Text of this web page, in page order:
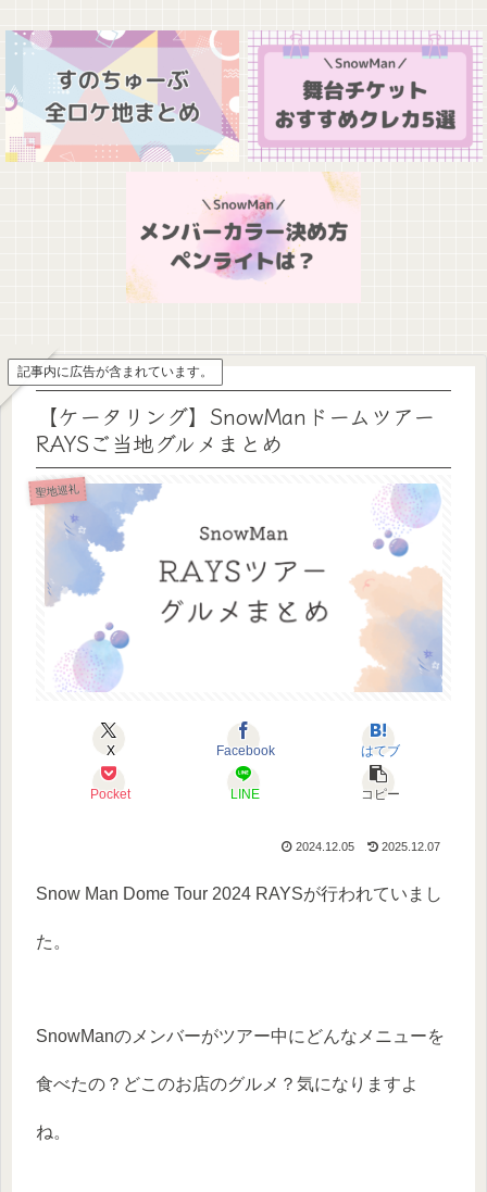
記事内に広告が含まれています。
【ケータリング】SnowManドームツアー
RAYSご当地グルメまとめ
聖地巡礼
X Facebook はてブ
Pocket LINE コピー
2024.12.05 2025.12.07
Snow Man Dome Tour 2024 RAYSが行われていまし
た。
SnowManのメンバーがツアー中にどんなメニューを
食べたの？どこのお店のグルメ？気になりますよ
ね。